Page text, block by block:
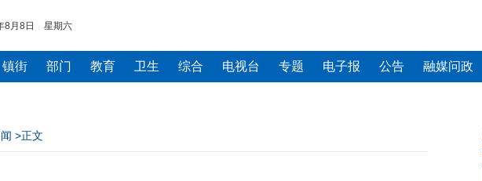
8月8日 星期六
镇街 部门 教育 卫生 综合 电视台 专题 电子报 公告 融媒问政
>正文